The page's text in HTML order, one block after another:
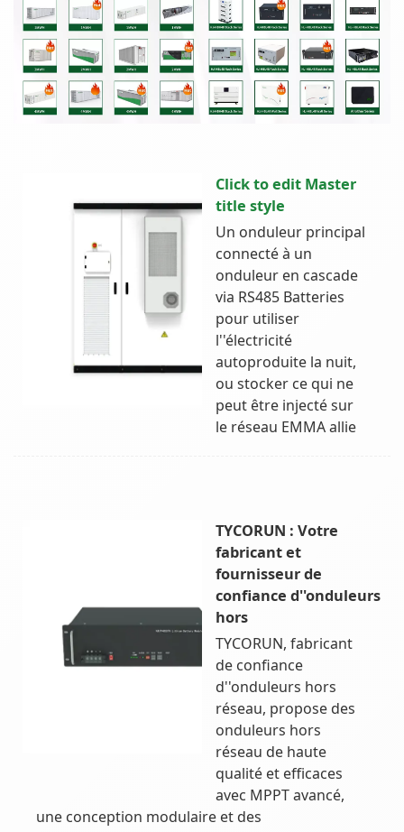
Click to edit Master
title style
Un onduleur principal
connecté à un
onduleur en cascade
via RS485 Batteries
pour utiliser
l''électricité
autoproduite la nuit,
ou stocker ce qui ne
peut être injecté sur
le réseau EMMA allie
TYCORUN : Votre
fabricant et
fournisseur de
confiance d''onduleurs
hors
TYCORUN, fabricant
de confiance
d''onduleurs hors
réseau, propose des
onduleurs hors
réseau de haute
qualité et efficaces
avec MPPT avancé,
une conception modulaire et des